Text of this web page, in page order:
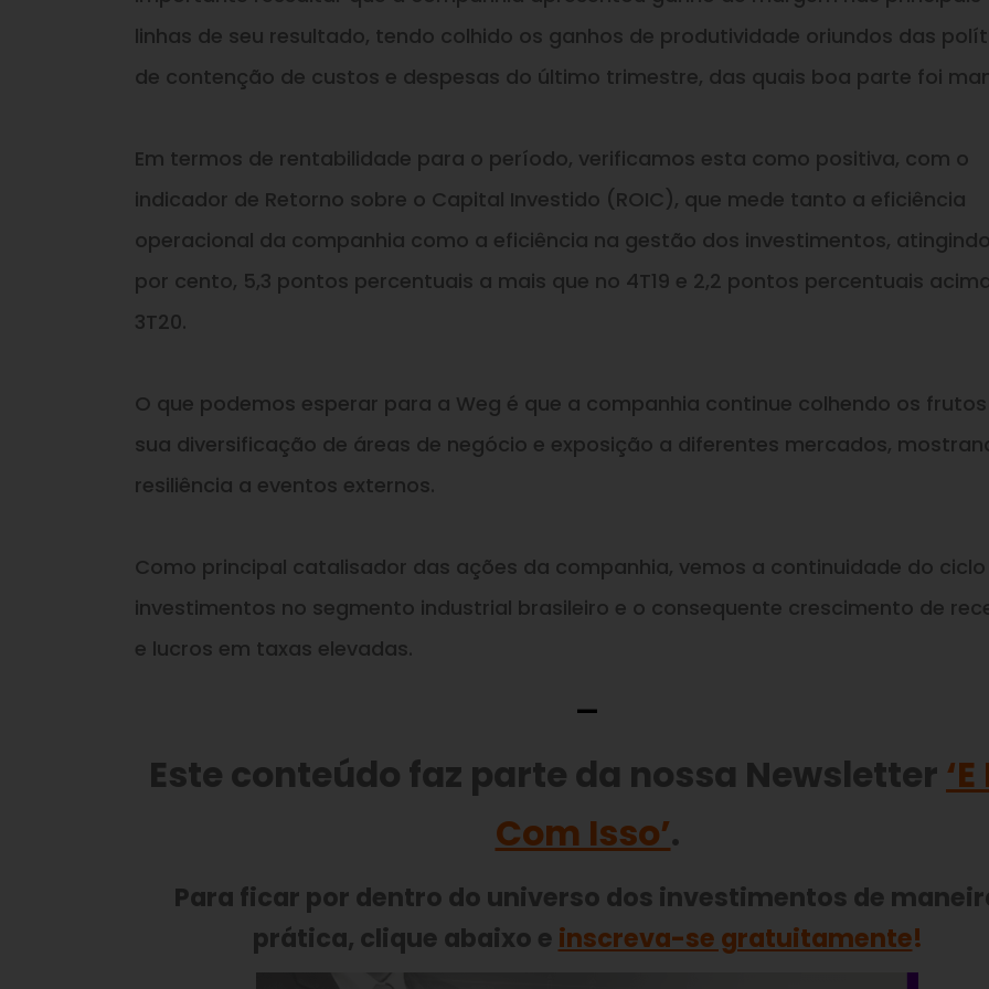
linhas de seu resultado, tendo colhido os ganhos de produtividade oriundos das
de contenção de custos e despesas do último trimestre, das quais boa parte foi
Em termos de rentabilidade para o período, verificamos esta como positiva, com o
indicador de Retorno sobre o Capital Investido (ROIC), que mede tanto a eficiência
operacional da companhia como a eficiência na gestão dos investimentos,
por cento, 5,3 pontos percentuais a mais que no 4T19 e 2,2 pontos percentuais
3T20.
O que podemos esperar para a Weg é que a companhia continue colhendo os
sua diversificação de áreas de negócio e exposição a diferentes mercados,
resiliência a eventos externos.
Como principal catalisador das ações da companhia, vemos a continuidade do ciclo
investimentos no segmento industrial brasileiro e o consequente crescimento de
e lucros em taxas elevadas.
—
Este conteúdo faz parte da nossa Newsletter
Com Isso’.
Para ficar por dentro do universo dos investimentos de
prática, clique abaixo e inscreva-se gratuitamente!